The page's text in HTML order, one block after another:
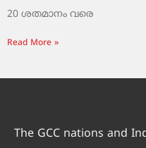
20 ശതമാനം വരെ
Read More »
The GCC nations and